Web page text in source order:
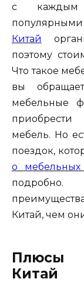
с каждым
Китай
поэтому
Что такое
вы
мебельные
мебель. Но
поездок,
о мебельных
Китай, чем
Плюсы
Китай